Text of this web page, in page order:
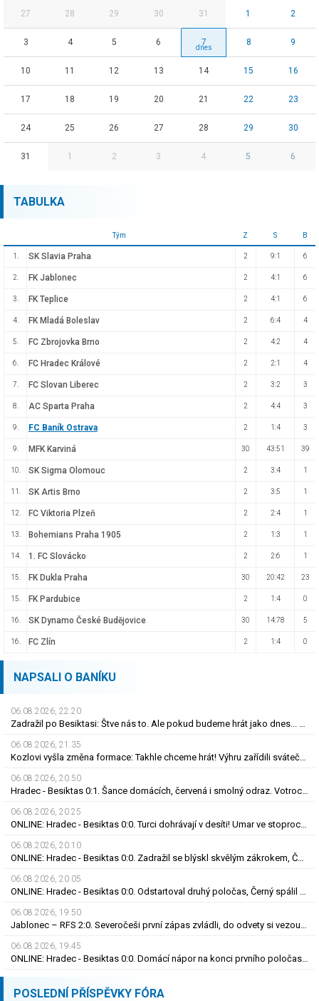
27 28 29 30 31 1 2
3 4 5 6 7 8 9
10 11 12 13 14 15 16
17 18 19 20 21 22 23
24 25 26 27 28 29 30
31 1 2 3 4 5 6
TABULKA
Tým Z S B
1. SK Slavia Praha 2 9:1 6
2. FK Jablonec 2 4:1 6
3. FK Teplice 2 4:1 6
4. FK Mladá Boleslav 2 6:4 4
5. FC Zbrojovka Brno 2 4:2 4
6. FC Hradec Králové 2 2:1 4
7. FC Slovan Liberec 2 3:2 3
8. AC Sparta Praha 2 4:4 3
9. FC Baník Ostrava 2 1:4 3
9. MFK Karviná 30 43:51 39
10. SK Sigma Olomouc 2 3:4 1
11. SK Artis Brno 2 3:5 1
12. FC Viktoria Plzeň 2 2:4 1
13. Bohemians Praha 1905 2 1:3 1
14. 1. FC Slovácko 2 2:6 1
15. FK Dukla Praha 30 20:42 23
15. FK Pardubice 2 1:4 0
16. SK Dynamo České Budějovice 30 14:78 5
16. FC Zlín 2 1:4 0
NAPSALI O BANÍKU
06.08.2026, 22.20
Zadražil po Besiktasi: Štve nás to. Ale pokud budeme hrát jako dnes... Co se stalo u gólu?
06.08.2026, 21.35
Kozlovi vyšla změna formace: Takhle chceme hrát! Výhru zařídili sváteční hlavičkáři
06.08.2026, 20.50
Hradec - Besiktas 0:1. Šance domácích, červená i smolný odraz. Votroci budou dotahovat
06.08.2026, 20.25
ONLINE: Hradec - Besiktas 0:0. Turci dohrávají v desíti! Umar ve stoprocentní šanci selhal
06.08.2026, 20.10
ONLINE: Hradec - Besiktas 0:0. Zadražil se blýskl skvělým zákrokem, Černý nedal tutovku
06.08.2026, 20.05
ONLINE: Hradec - Besiktas 0:0. Odstartoval druhý poločas, Černý spálil obrovskou šanci
06.08.2026, 19.50
Jablonec – RFS 2:0. Severočeši první zápas zvládli, do odvety si vezou nadějný náskok
06.08.2026, 19.45
ONLINE: Hradec - Besiktas 0:0. Domácí nápor na konci prvního poločasu, branka zatím nepadla
POSLEDNÍ PŘÍSPĚVKY FÓRA